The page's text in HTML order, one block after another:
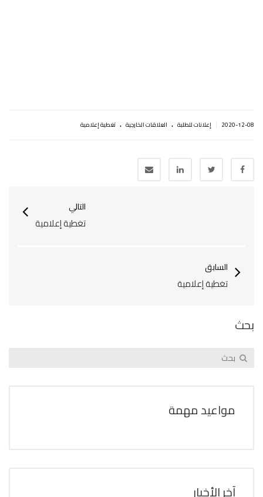
2020-12-08 إعلانات للطلبة . العلاقات الخارجية . تغطية إعلامية
التالي
تغطية إعلامية
السابق
تغطية إعلامية
بحث
مواعيد مهمة
آخر الأخبار